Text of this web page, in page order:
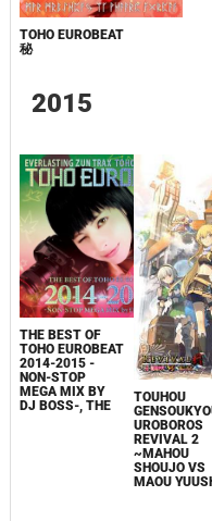
TOHO EUROBEAT
秘
2015
THE BEST OF
TOHO EUROBEAT
2014-2015 -
NON-STOP
MEGA MIX BY
DJ BOSS-, THE
TOUHOU
UROBOROS
REVIVAL 2
~MAHOU
SHOUJO VS
MAOU